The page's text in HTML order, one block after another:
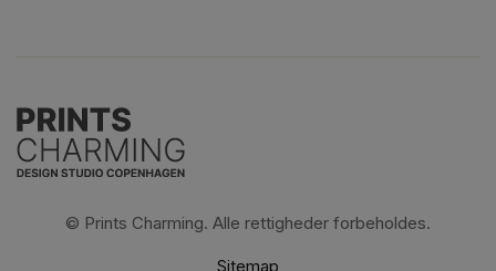
© Prints Charming. Alle rettigheder forbeholdes.
Sitemap